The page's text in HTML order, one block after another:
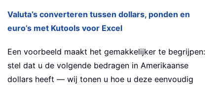
Valuta’s converteren tussen dollars, ponden en
euro’s met Kutools voor Excel
Een voorbeeld maakt het gemakkelijker te begrijpen:
stel dat u de volgende bedragen in Amerikaanse
dollars heeft — wij tonen u hoe u deze eenvoudig